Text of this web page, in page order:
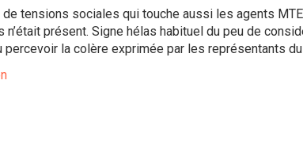
tensions sociales qui touche aussi les agents
n’était présent. Signe hélas habituel du peu de
percevoir la colère exprimée par les représentants